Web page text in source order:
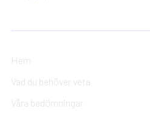
Hem
Vad du behöver veta
Våra bedömningar